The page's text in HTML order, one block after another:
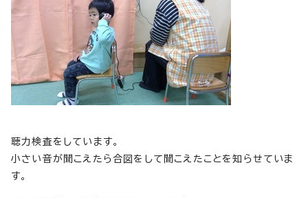
聴力検査をしています。
小さい音が聞こえたら合図をして聞こえたことを知らせていま
す。